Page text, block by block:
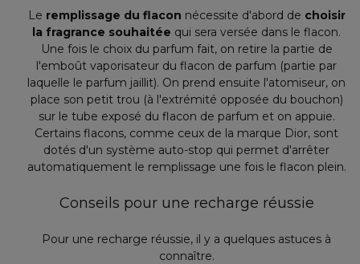
Le remplissage du flacon nécessite d'abord de choisir
la fragrance souhaitée qui sera versée dans le flacon.
Une fois le choix du parfum fait, on retire la partie de
l'emboût vaporisateur du flacon de parfum (partie par
laquelle le parfum jaillit). On prend ensuite l'atomiseur, on
place son petit trou (à l'extrémité opposée du bouchon)
sur le tube exposé du flacon de parfum et on appuie.
Certains flacons, comme ceux de la marque Dior, sont
dotés d'un système auto-stop qui permet d'arrêter
automatiquement le remplissage une fois le flacon plein.
Conseils pour une recharge réussie
Pour une recharge réussie, il y a quelques astuces à
connaître.